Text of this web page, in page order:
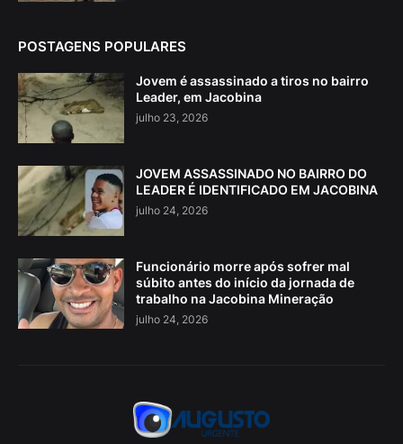
POSTAGENS POPULARES
Jovem é assassinado a tiros no bairro
Leader, em Jacobina
julho 23, 2026
JOVEM ASSASSINADO NO BAIRRO DO
LEADER É IDENTIFICADO EM JACOBINA
julho 24, 2026
Funcionário morre após sofrer mal
súbito antes do início da jornada de
trabalho na Jacobina Mineração
julho 24, 2026